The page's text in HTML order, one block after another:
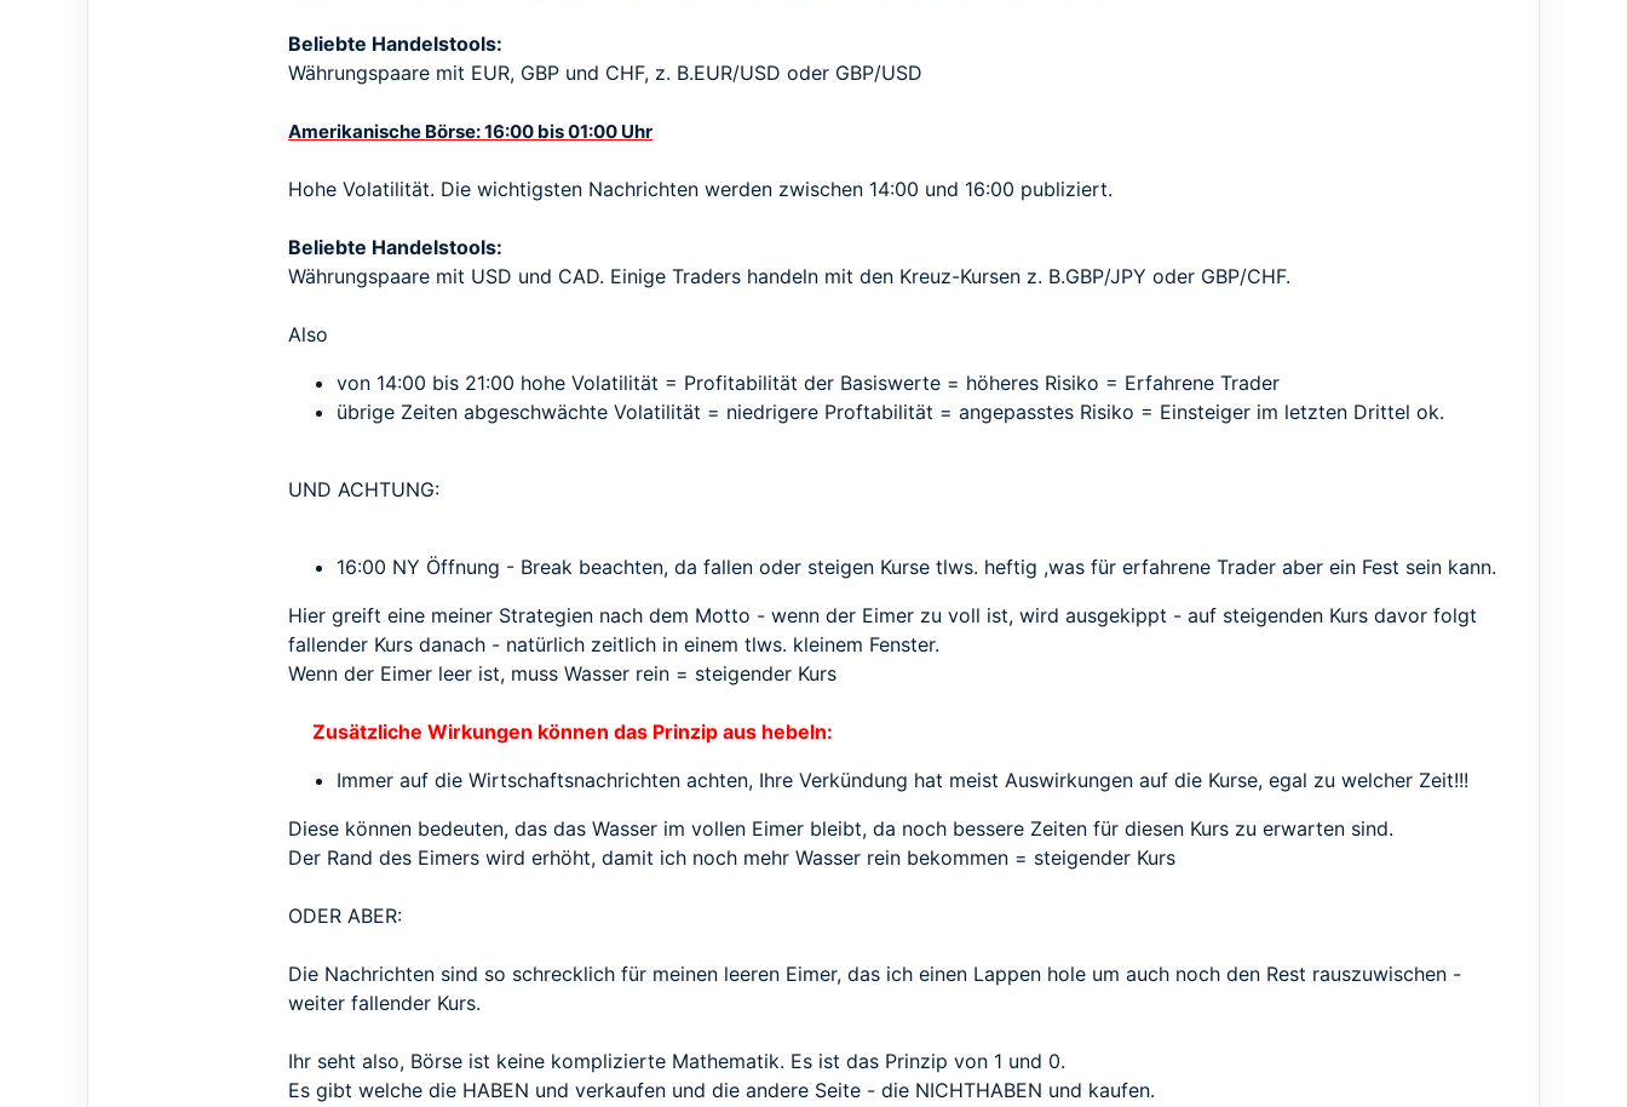
Beliebte Handelstools:
Währungspaare mit EUR, GBP und CHF, z. B.EUR/USD oder GBP/USD
Amerikanische Börse: 16:00 bis 01:00 Uhr
Hohe Volatilität. Die wichtigsten Nachrichten werden zwischen 14:00 und 16:00 publiziert.
Beliebte Handelstools:
Währungspaare mit USD und CAD. Einige Traders handeln mit den Kreuz-Kursen z. B.GBP/JPY oder GBP/CHF.
Also
von 14:00 bis 21:00 hohe Volatilität = Profitabilität der Basiswerte = höheres Risiko = Erfahrene Trader
übrige Zeiten abgeschwächte Volatilität = niedrigere Proftabilität = angepasstes Risiko = Einsteiger im letzten Drittel ok.
UND ACHTUNG:
16:00 NY Öffnung - Break beachten, da fallen oder steigen Kurse tlws. heftig ,was für erfahrene Trader aber ein Fest sein kann.
Hier greift eine meiner Strategien nach dem Motto - wenn der Eimer zu voll ist, wird ausgekippt - auf steigenden Kurs davor folgt
fallender Kurs danach - natürlich zeitlich in einem tlws. kleinem Fenster.
Wenn der Eimer leer ist, muss Wasser rein = steigender Kurs
Zusätzliche Wirkungen können das Prinzip aus hebeln:
Immer auf die Wirtschaftsnachrichten achten, Ihre Verkündung hat meist Auswirkungen auf die Kurse, egal zu welcher Zeit!!!
Diese können bedeuten, das das Wasser im vollen Eimer bleibt, da noch bessere Zeiten für diesen Kurs zu erwarten sind.
Der Rand des Eimers wird erhöht, damit ich noch mehr Wasser rein bekommen = steigender Kurs
ODER ABER:
Die Nachrichten sind so schrecklich für meinen leeren Eimer, das ich einen Lappen hole um auch noch den Rest rauszuwischen -
weiter fallender Kurs.
Ihr seht also, Börse ist keine komplizierte Mathematik. Es ist das Prinzip von 1 und 0.
Es gibt welche die HABEN und verkaufen und die andere Seite - die NICHTHABEN und kaufen.